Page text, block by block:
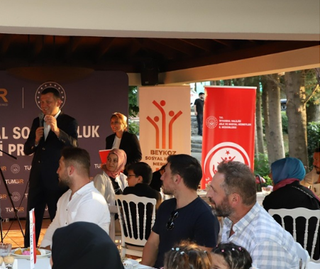
Beykoz’a nefesleri kesecek
dev yatırım!